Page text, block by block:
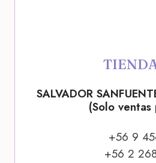
SALVADOR
(Solo
+56 9
+56 2